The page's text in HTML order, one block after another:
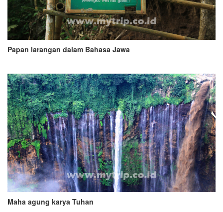
Papan larangan dalam Bahasa Jawa
Maha agung karya Tuhan